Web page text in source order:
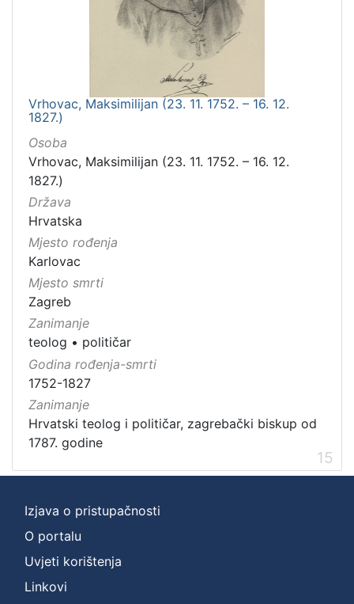
Vrhovac, Maksimilijan (23. 11. 1752. – 16. 12.
1827.)
Osoba
Vrhovac, Maksimilijan (23. 11. 1752. – 16. 12.
1827.)
Država
Hrvatska
Mjesto rođenja
Karlovac
Mjesto smrti
Zagreb
Zanimanje
teolog • političar
Godina rođenja-smrti
1752-1827
Zanimanje
Hrvatski teolog i političar, zagrebački biskup od
1787. godine
15
Izjava o pristupačnosti
O portalu
Uvjeti korištenja
Linkovi